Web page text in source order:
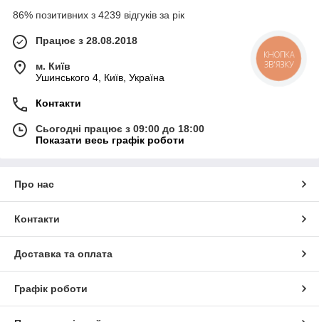
86% позитивних з 4239 відгуків за рік
Працює з 28.08.2018
м. Київ
Ушинського 4, Київ, Україна
Контакти
Сьогодні працює з 09:00 до 18:00
Показати весь графік роботи
Про нас
Контакти
Доставка та оплата
Графік роботи
КНОПКА
ЗВ'ЯЗКУ